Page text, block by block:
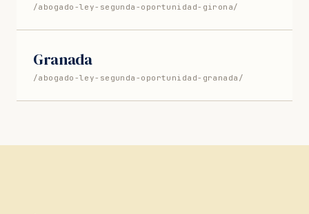
/abogado-ley-segunda-oportunidad-girona/
Granada
/abogado-ley-segunda-oportunidad-granada/